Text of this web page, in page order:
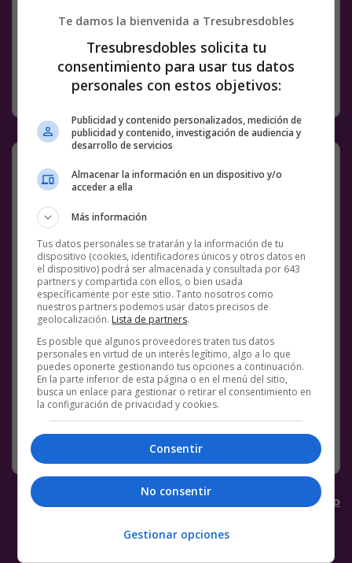
Link
FAILS VÍDEOS 3 COMENTARIOS
5 JUNIO, 2023
Chollometro
Te damos la bienvenida a Tresubresdobles
Tresubresdobles solicita tu
consentimiento para usar tus datos
personales con estos objetivos:
Publicidad y contenido personalizados, medición de
publicidad y contenido, investigación de audiencia y
desarrollo de servicios
Almacenar la información en un dispositivo y/o
acceder a ella
Más información
Tus datos personales se tratarán y la información de tu
dispositivo (cookies, identificadores únicos y otros datos en
el dispositivo) podrá ser almacenada y consultada por 643
partners y compartida con ellos, o bien usada
específicamente por este sitio. Tanto nosotros como
nuestros partners podemos usar datos precisos de
geolocalización. Lista de partners.
Es posible que algunos proveedores traten tus datos
personales en virtud de un interés legítimo, algo a lo que
puedes oponerte gestionando tus opciones a continuación.
En la parte inferior de esta página o en el menú del sitio,
busca un enlace para gestionar o retirar el consentimiento en
la configuración de privacidad y cookies.
Consentir
No consentir
Gestionar opciones